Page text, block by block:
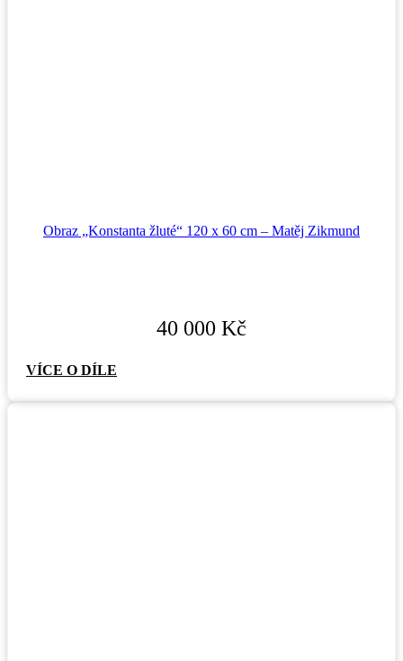
Obraz „Konstanta žluté“ 120 x 60 cm – Matěj Zikmund
40 000 Kč
VÍCE O DÍLE